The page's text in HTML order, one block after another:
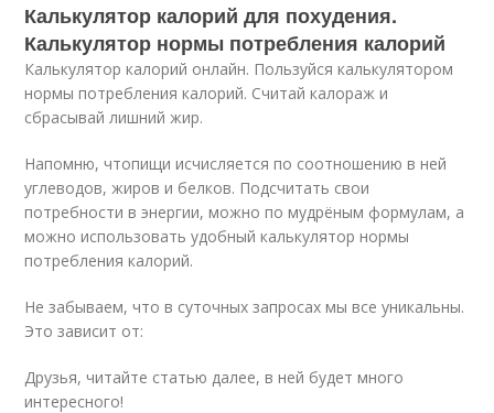
Калькулятор калорий для похудения.
Калькулятор нормы потребления калорий
Калькулятор калорий онлайн. Пользуйся калькулятором
нормы потребления калорий. Считай калораж и
сбрасывай лишний жир.
Напомню, чтопищи исчисляется по соотношению в ней
углеводов, жиров и белков. Подсчитать свои
потребности в энергии, можно по мудрёным формулам, а
можно использовать удобный калькулятор нормы
потребления калорий.
Не забываем, что в суточных запросах мы все уникальны.
Это зависит от:
Друзья, читайте статью далее, в ней будет много
интересного!